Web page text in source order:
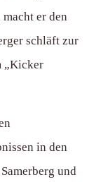
er den
schläft zur
„Kicker
in den
und